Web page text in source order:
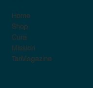
Home
Shop
Cura
Mission
TarMagazine